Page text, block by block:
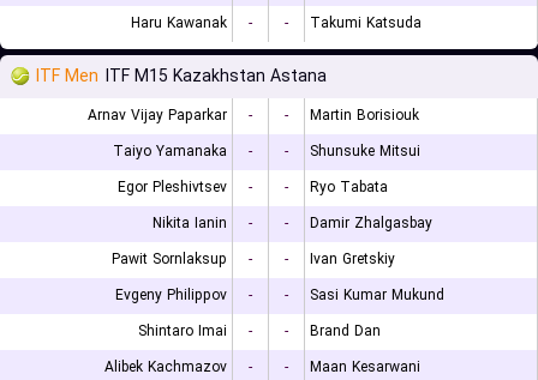
Haru Kawanak
- - Takumi Katsuda
ITF Men ITF M15 Kazakhstan Astana
Arnav Vijay Paparkar - -
Martin Borisiouk
Taiyo Yamanaka
- -
Shunsuke Mitsui
Egor Pleshivtsev
- -
Ryo Tabata
Nikita Ianin
- -
Damir Zhalgasbay
Pawit Sornlaksup
- -
Ivan Gretskiy
Evgeny Philippov
- -
Sasi Kumar Mukund
Shintaro Imai
- -
Brand Dan
Alibek Kachmazov
- - Maan Kesarwani